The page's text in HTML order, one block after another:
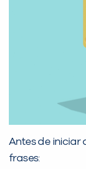
Antes de iniciar
frases:
Não
inFlux